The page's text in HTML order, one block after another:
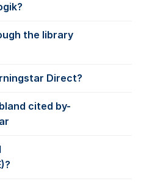
the library
Direct?
cited by-